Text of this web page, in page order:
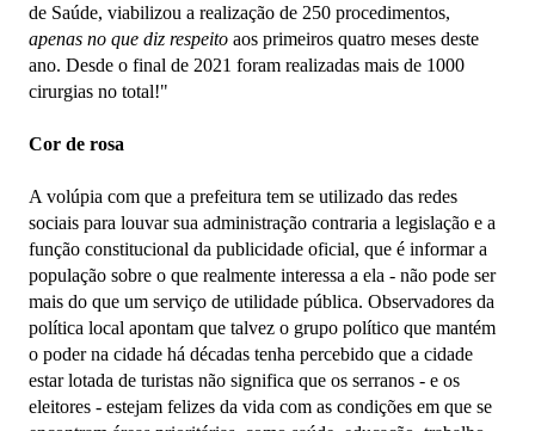
de Saúde, viabilizou a realização de 250 procedimentos,
apenas no que diz respeito aos primeiros quatro meses deste
ano. Desde o final de 2021 foram realizadas mais de 1000
cirurgias no total!"
Cor de rosa
A volúpia com que a prefeitura tem se utilizado das redes
sociais para louvar sua administração contraria a legislação e a
função constitucional da publicidade oficial, que é informar a
população sobre o que realmente interessa a ela - não pode ser
mais do que um serviço de utilidade pública. Observadores da
política local apontam que talvez o grupo político que mantém
o poder na cidade há décadas tenha percebido que a cidade
estar lotada de turistas não significa que os serranos - e os
eleitores - estejam felizes da vida com as condições em que se